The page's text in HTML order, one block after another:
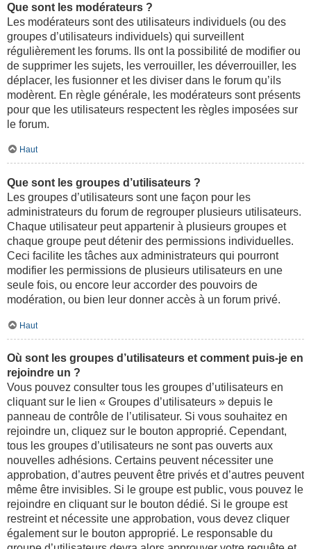
Que sont les modérateurs ?
Les modérateurs sont des utilisateurs individuels (ou des
groupes d’utilisateurs individuels) qui surveillent
régulièrement les forums. Ils ont la possibilité de modifier ou
de supprimer les sujets, les verrouiller, les déverrouiller, les
déplacer, les fusionner et les diviser dans le forum qu’ils
modèrent. En règle générale, les modérateurs sont présents
pour que les utilisateurs respectent les règles imposées sur
le forum.
Haut
Que sont les groupes d’utilisateurs ?
Les groupes d’utilisateurs sont une façon pour les
administrateurs du forum de regrouper plusieurs utilisateurs.
Chaque utilisateur peut appartenir à plusieurs groupes et
chaque groupe peut détenir des permissions individuelles.
Ceci facilite les tâches aux administrateurs qui pourront
modifier les permissions de plusieurs utilisateurs en une
seule fois, ou encore leur accorder des pouvoirs de
modération, ou bien leur donner accès à un forum privé.
Haut
Où sont les groupes d’utilisateurs et comment puis-je en
rejoindre un ?
Vous pouvez consulter tous les groupes d’utilisateurs en
cliquant sur le lien « Groupes d’utilisateurs » depuis le
panneau de contrôle de l’utilisateur. Si vous souhaitez en
rejoindre un, cliquez sur le bouton approprié. Cependant,
tous les groupes d’utilisateurs ne sont pas ouverts aux
nouvelles adhésions. Certains peuvent nécessiter une
approbation, d’autres peuvent être privés et d’autres peuvent
même être invisibles. Si le groupe est public, vous pouvez le
rejoindre en cliquant sur le bouton dédié. Si le groupe est
restreint et nécessite une approbation, vous devez cliquer
également sur le bouton approprié. Le responsable du